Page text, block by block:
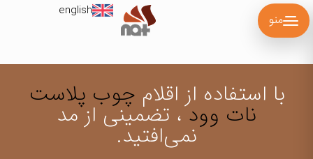
منو
english
با استفاده از اقلام چوب پلاست
نات وود، تضمینی از مد
نمی‌افتید.